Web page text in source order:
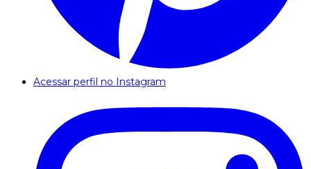
Acessar perfil no Instagram